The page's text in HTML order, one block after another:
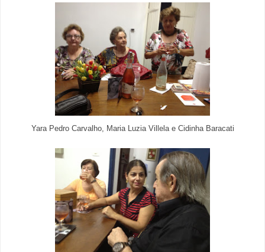
Yara Pedro Carvalho, Maria Luzia Villela e Cidinha Baracati